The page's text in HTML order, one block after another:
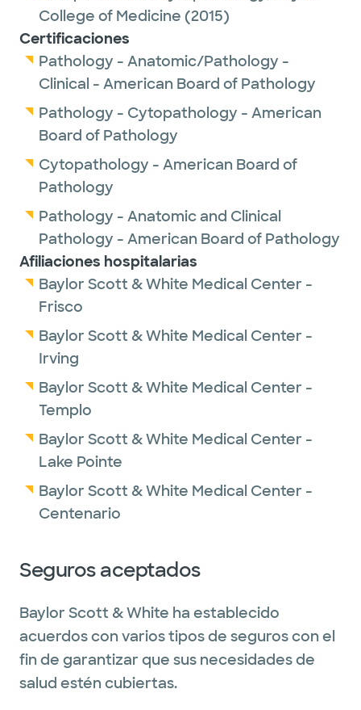
College of Medicine (2015)
Certificaciones
Pathology - Anatomic/Pathology -
Clinical - American Board of Pathology
Pathology - Cytopathology - American
Board of Pathology
Cytopathology - American Board of
Pathology
Pathology - Anatomic and Clinical
Pathology - American Board of Pathology
Afiliaciones hospitalarias
Baylor Scott & White Medical Center -
Frisco
Baylor Scott & White Medical Center -
Irving
Baylor Scott & White Medical Center -
Templo
Baylor Scott & White Medical Center -
Lake Pointe
Baylor Scott & White Medical Center -
Centenario
Seguros aceptados
Baylor Scott & White ha establecido
acuerdos con varios tipos de seguros con el
fin de garantizar que sus necesidades de
salud estén cubiertas.